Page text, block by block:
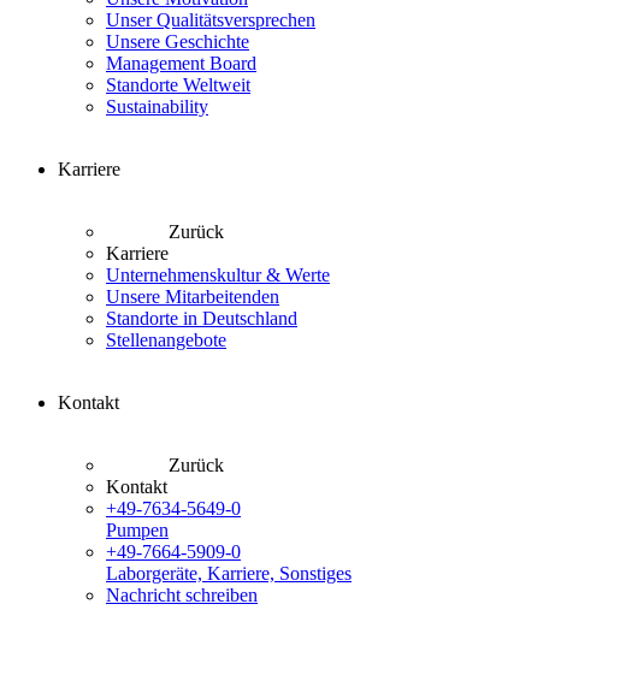
Unser Qualitätsversprechen
Unsere Geschichte
Management Board
Standorte Weltweit
Sustainability
Karriere
Zurück
Karriere
Unternehmenskultur & Werte
Unsere Mitarbeitenden
Standorte in Deutschland
Stellenangebote
Kontakt
Zurück
Kontakt
+49-7634-5649-0
Pumpen
+49-7664-5909-0
Laborgeräte, Karriere, Sonstiges
Nachricht schreiben